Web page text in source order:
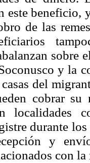
este beneficio,
de las
sobre
y la
del
cobrar su
localidades
durante
y
con